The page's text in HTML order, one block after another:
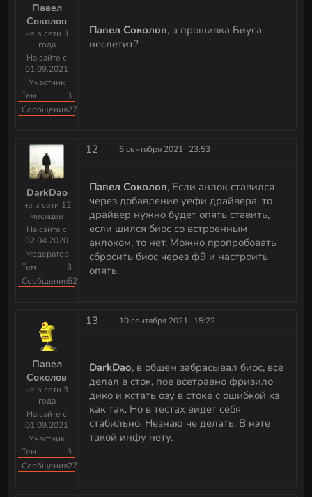
Павел
Соколов
не в сети 3
года
На сайте с
01.09.2021
Участник
Тем
3
Сообщения27
Павел Соколов, а прошивка Биуса
неслетит?
DarkDao
не в сети 12
месяцев
На сайте с
02.04.2020
Модератор
Тем
3
Сообщения523
12 6 сентября 2021 23:53
Павел Соколов, Если анлок ставился
через добавление уефи драйвера, то
драйвер нужно будет опять ставить,
если шился биос со встроенным
анлоком, то нет. Можно пропробовать
сбросить биос через ф9 и настроить
опять.
Павел
Соколов
не в сети 3
года
На сайте с
01.09.2021
Участник
Тем
3
Сообщения27
13 10 сентября 2021 15:22
DarkDao, в общем забрасывал биос, все
делал в сток, пое всетравно фризило
дико и кстать озу в стоке с ошибкой хз
как так. Но в тестах видет себя
стабильно. Незнаю че делать. В нэте
такой инфу нету.